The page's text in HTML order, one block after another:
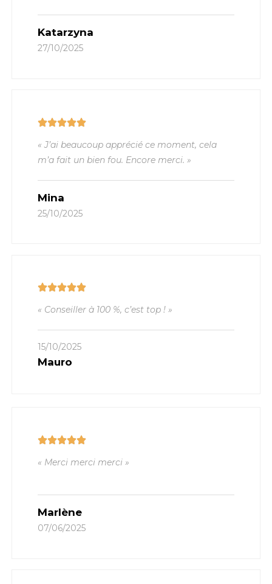
Katarzyna
27/10/2025
« J’ai beaucoup apprécié ce moment, cela
m’a fait un bien fou. Encore merci. »
Mina
25/10/2025
« Conseiller à 100 %, c’est top ! »
15/10/2025
Mauro
« Merci merci merci »
Marlène
07/06/2025